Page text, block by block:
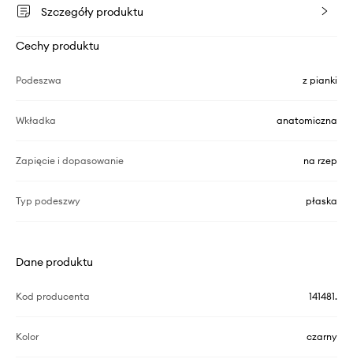
Szczegóły produktu
Cechy produktu
Podeszwa z pianki
Wkładka anatomiczna
Zapięcie i dopasowanie na rzep
Typ podeszwy płaska
Dane produktu
Kod producenta 141481.
Kolor czarny